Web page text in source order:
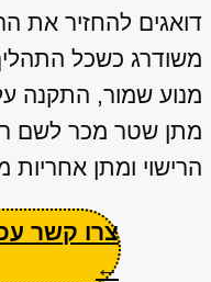
דואגים להחזיר את
משודרג כשכל
מנוע שמור, התקנה
מתן שטר מכר לשם
הרישוי ומתן אחריות
צרו קשר
←